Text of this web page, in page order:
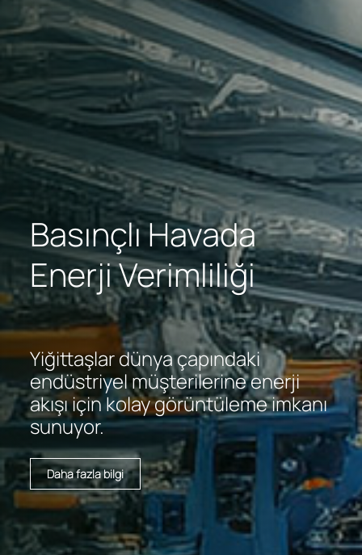
Basınçlı Havada
Enerji Verimliliği
Yiğittaşlar dünya çapındaki
endüstriyel müşterilerine enerji
akışı için kolay görüntüleme imkanı
sunuyor.
Daha fazla bilgi